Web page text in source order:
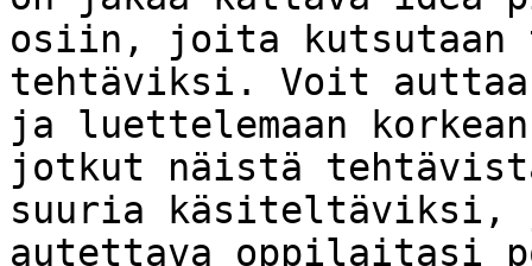
osiin, joita kutsutaan
tehtäviksi. Voit
ja luettelemaan
jotkut näistä
suuria käsiteltäviksi,
autettava oppilaitasi